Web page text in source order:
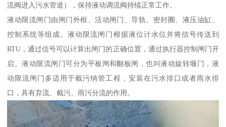
流阀进入污水管道），保持液动调流阀持续正常工作。
液动限流闸门由闸门外框、活动闸门、导轨、密封圈、液压油缸、
控制系统等组成。液动限流闸门根据液位计水位并将信号传送到
RTU，通过信号可以计算出闸门的正确位置，通过执行器控制闸门开
启。液动限流闸门可分为平板闸和翻板闸，也叫液动旋转堰门，液
动限流闸门多适用于截污纳管工程，安装在污水排口或者雨水排
口，具有弃流、截污、雨污分流的作用。